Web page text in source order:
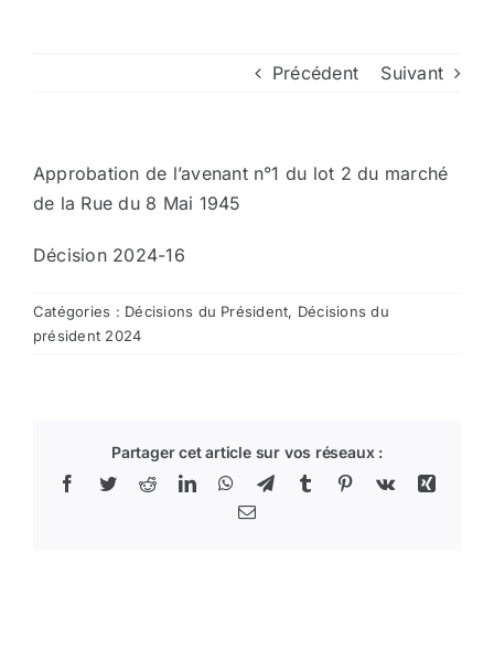
Nous contacter
Aller au site de la CCVG
Précédent Suivant
Approbation de l’avenant n°1 du lot 2 du marché
de la Rue du 8 Mai 1945
Décision 2024-16
Catégories : Décisions du Président, Décisions du
président 2024
Partager cet article sur vos réseaux :
Facebook
TwitterRedditLinkedInWhatsApp
TelegramTumblr Pinterest
Vk
Xing
Email